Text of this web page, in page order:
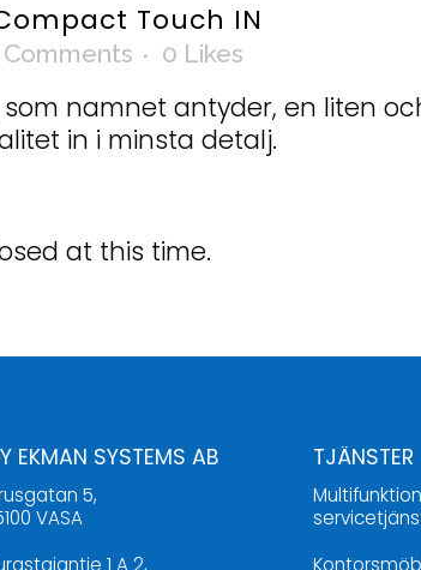
Touch IN
0 Likes
namnet antyder, en liten
in i minsta detalj.
at this time.
EKMAN SYSTEMS AB
5,
VASA
1 A 2,
TJÄNSTER